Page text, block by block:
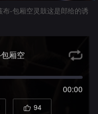
布-包厢空灵鼓这是郎给的诱
94
厢空
00:00